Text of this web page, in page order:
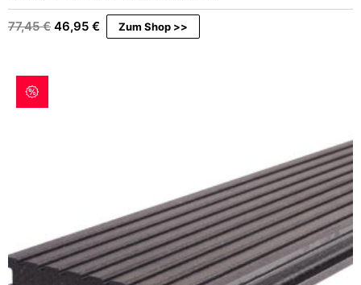
77,45€ Ursprünglicher
46,95 €Aktueller
Preis
Zum Shop >>